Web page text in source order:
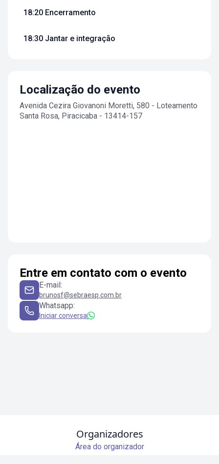
18:20 Encerramento
18:30 Jantar e integração
Localização do evento
Avenida Cezira Giovanoni Moretti, 580 - Loteamento
Santa Rosa, Piracicaba - 13414-157
Entre em contato com o evento
E-mail:
brunosf@sebraesp.com.br
Whatsapp:
Iniciar conversa
Organizadores
Área do organizador